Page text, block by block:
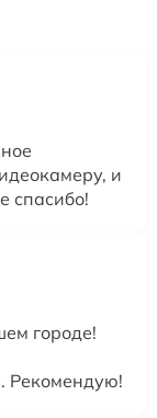
и
спасибо!
городе!
Рекомендую!